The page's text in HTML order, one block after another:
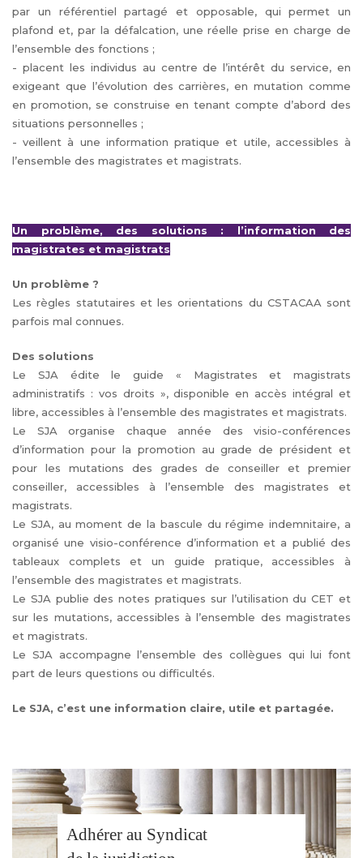
par un référentiel partagé et opposable, qui permet un
plafond et, par la défalcation, une réelle prise en charge de
l’ensemble des fonctions ;
- placent les individus au centre de l’intérêt du service, en
exigeant que l’évolution des carrières, en mutation comme
en promotion, se construise en tenant compte d’abord des
situations personnelles ;
- veillent à une information pratique et utile, accessibles à
l’ensemble des magistrates et magistrats.
Un problème, des solutions : l’information des
magistrates et magistrats
Un problème ?
Les règles statutaires et les orientations du CSTACAA sont
parfois mal connues.
Des solutions
Le SJA édite le guide « Magistrates et magistrats
administratifs : vos droits », disponible en accès intégral et
libre, accessibles à l’ensemble des magistrates et magistrats.
Le SJA organise chaque année des visio-conférences
d’information pour la promotion au grade de président et
pour les mutations des grades de conseiller et premier
conseiller, accessibles à l’ensemble des magistrates et
magistrats.
Le SJA, au moment de la bascule du régime indemnitaire, a
organisé une visio-conférence d’information et a publié des
tableaux complets et un guide pratique, accessibles à
l’ensemble des magistrates et magistrats.
Le SJA publie des notes pratiques sur l’utilisation du CET et
sur les mutations, accessibles à l’ensemble des magistrates
et magistrats.
Le SJA accompagne l’ensemble des collègues qui lui font
part de leurs questions ou difficultés.
Le SJA, c’est une information claire, utile et partagée.
Adhérer au Syndicat